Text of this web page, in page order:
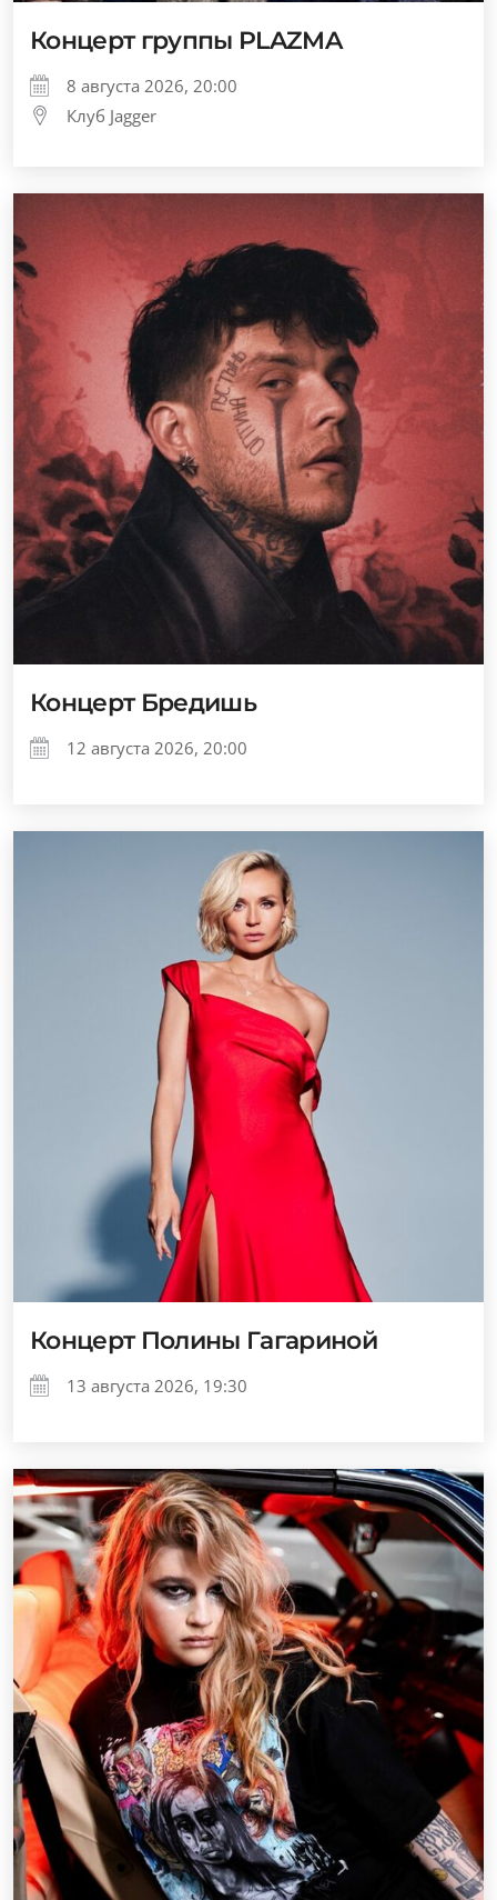
Концерт группы PLAZMA
8 августа 2026, 20:00
Клуб Jagger
Концерт Бредишь
12 августа 2026, 20:00
Концерт Полины Гагариной
13 августа 2026, 19:30